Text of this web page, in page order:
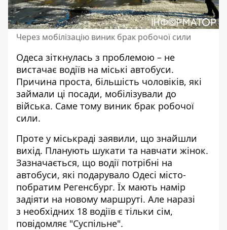
Через мобілізацію виник брак робочої сили
Одеса зіткнулась з проблемою – не
вистачає водіїв на міські автобуси.
Причина проста, більшість чоловіків, які
займали ці посади, мобілізували до
війська. Саме тому виник брак робочої
сили.
Проте у міськраді заявили, що знайшли
вихід. Планують шукати та навчати жінок.
Зазначається, що водії потрібні на
автобуси, які подарувало Одесі місто-
побратим Регенсбург. Їх мають намір
задіяти на новому маршруті. Але наразі
з необхідних 18 водіїв є тільки сім,
повідомляє "Суспільне".